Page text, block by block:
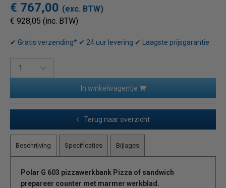
€ 767,00 (exc. BTW)
€ 928,05 (inc. BTW)
✔ Gratis verzending* ✔ 24 uur levering ✔ Laagste prijsgarantie
In winkelwagentje
Terug naar overzicht
Beschrijving Specificaties Bijlages
Polar G 603 pizzawerkbank Pizza of sandwich
prepareer counter met marmer werkblad.